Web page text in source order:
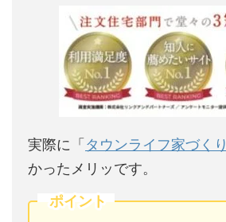
実際に「 タウンライフ家づくり
かったメリッです。
ポイント